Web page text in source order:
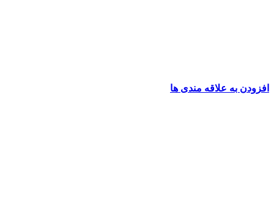
افزودن به علاقه مندی ها